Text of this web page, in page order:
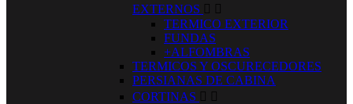
EXTERNOS  
TERMICO EXTERIOR
FUNDAS
+ALFOMBRAS
TERMICOS Y OSCURECEDORES
PERSIANAS DE CABINA
CORTINAS  